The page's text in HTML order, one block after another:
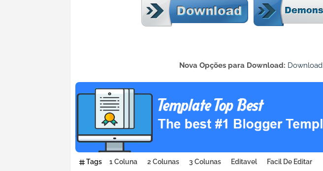
Nova Opções para Download: Download
Tags 1 Coluna 2 Colunas 3 Colunas Editavel Facil De Editar